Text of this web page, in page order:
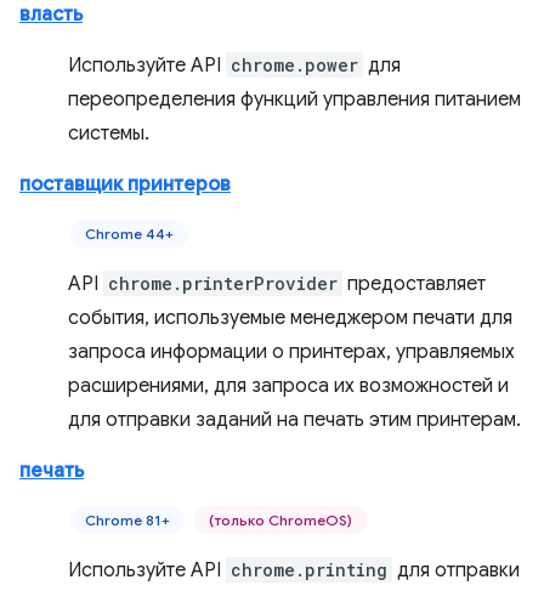
власть
Используйте API chrome.power для
переопределения функций управления питанием
системы.
поставщик принтеров
Chrome 44+
API chrome.printerProvider предоставляет
события, используемые менеджером печати для
запроса информации о принтерах, управляемых
расширениями, для запроса их возможностей и
для отправки заданий на печать этим принтерам.
печать
Chrome 81+ (только ChromeOS)
Используйте API chrome.printing для отправки